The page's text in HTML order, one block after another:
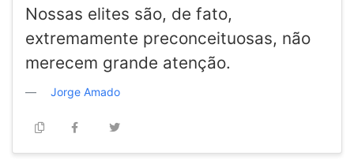
Nossas elites são, de fato,
extremamente preconceituosas, não
merecem grande atenção.
Jorge Amado